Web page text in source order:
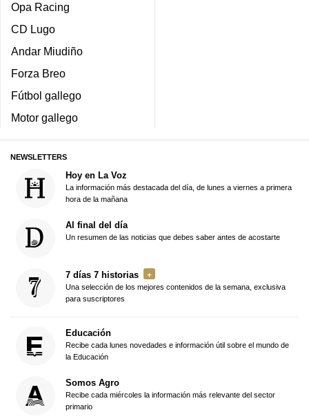
Opa Racing
CD Lugo
Andar Miudiño
Forza Breo
Fútbol gallego
Motor gallego
NEWSLETTERS
Hoy en La Voz
La información más destacada del día, de lunes a viernes a primera
hora de la mañana
Al final del día
Un resumen de las noticias que debes saber antes de acostarte
7 días 7 historias
Una selección de los mejores contenidos de la semana, exclusiva
para suscriptores
Educación
Recibe cada lunes novedades e información útil sobre el mundo de
la Educación
Somos Agro
Recibe cada miércoles la información más relevante del sector
primario